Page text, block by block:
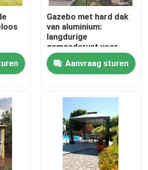
Citaat
het aluminiumterras
aluminiumlouvered
Gazebo met hard dak
van aluminium:
langdurige
gemoedsrust voor
buitenwonen
Aanvraag sturen